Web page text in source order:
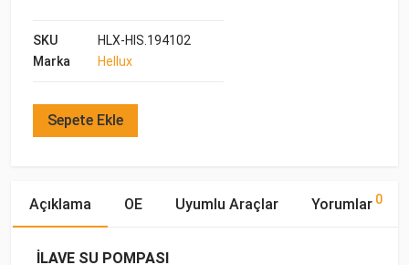
SKU
HLX-HIS.194102
Marka
Hellux
Sepete Ekle
Açıklama OE Uyumlu Araçlar Yorumlar 0
İLAVE SU POMPASI